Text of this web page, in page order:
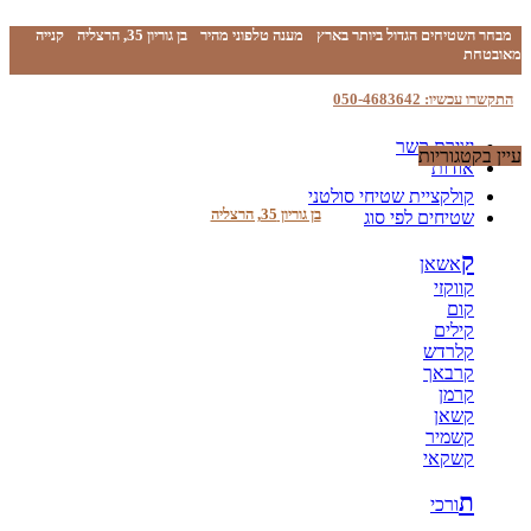
מבחר השטיחים הגדול ביותר בארץ מענה טלפוני מהיר בן גוריון 35, הרצליה
קנייה
מאובטחת
התקשרו עכשיו: 050-4683642
יצירת קשר
אודות
בן גוריון 35, הרצליה
עיין בקטגוריות
קולקציית שטיחי סולטני
שטיחים לפי סוג
קאשאן
קווקזי
קום
קילים
קלרדש
קרבאך
קרמן
קשאן
קשמיר
קשקאי
תורכי